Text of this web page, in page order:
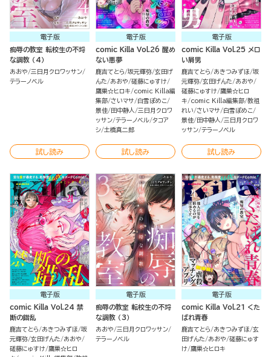
電子版
痴辱の教室 転校生の不埒
な調教 （4）
あおや 三日月クロワッサン
テラーノベル
試し読み
電子版
comic Killa Vol.26 醒め
ない悪夢
鹿吉てとら 坂元輝弥 玄田げ
んた
あおや 磋藤にゅすけ
鷹巣☆ヒロキ
comic Killa編
集部 さいマサ
白雪ぽめこ
景佳 田中静人 三日月クロワ
ッサン テラーノベル タコア
シ 土橋真二郎
試し読み
電子版
comic Killa Vol.25 メロ
い屑男
鹿吉てとら あきつみずほ 坂
元輝弥 玄田げんた
あおや
磋藤にゅすけ 鷹巣☆ヒロ
キ
comic Killa編集部 教祖
れい さいマサ
白雪ぽめこ
景佳 田中静人 三日月クロワ
ッサン テラーノベル
試し読み
電子版
comic Killa Vol.24 禁
断の錯乱
鹿吉てとら あきつみずほ 坂
元輝弥 玄田げんた
あおや
磋藤にゅすけ 鷹巣☆ヒロ
電子版
痴辱の教室 転校生の不埒
な調教 （3）
あおや 三日月クロワッサン
テラーノベル
電子版
comic Killa Vol.21 くた
ばれ青春
鹿吉てとら あきつみずほ 玄
田げんた
あおや 磋藤にゅす
け 鷹巣☆ヒロキ